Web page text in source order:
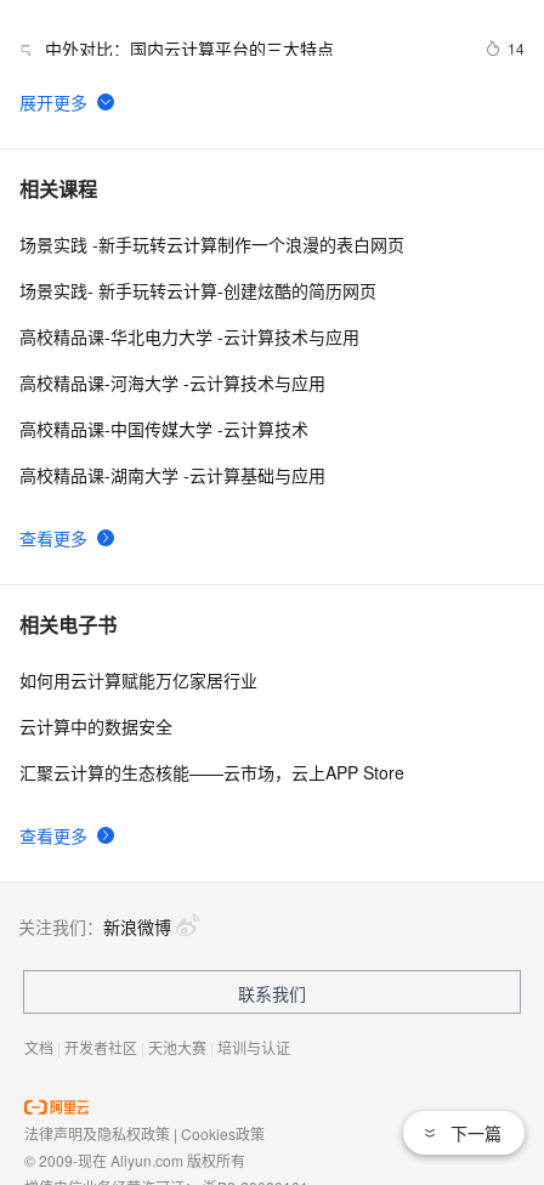
5 中外对比：国内云计算平台的三大特点 14
6
🚀 阿里云计算巢一键部署 OpenManus 社区版：释放 AI
7 云计算|OpenStack|社区版OpenStack安装部署文档（十
8 云计算人工智能服务（阿里）|学习笔记
10阿里云计算巢 x MemVerge | 大内存云上联合解决方案速
相关课程
查看更多
场景实践 -新手玩转云计算制作一个浪漫的表白网页
场景实践- 新手玩转云计算-创建炫酷的简历网页
高校精品课-华北电力大学 -云计算技术与应用
高校精品课-河海大学 -云计算技术与应用
高校精品课-中国传媒大学 -云计算技术
高校精品课-湖南大学 -云计算基础与应用
相关电子书
查看更多
如何用云计算赋能万亿家居行业
云计算中的数据安全
汇聚云计算的生态核能——云市场，云上APP Store
下一篇
关注我们： 新浪微博
联系我们
文档 | 开发者社区 | 天池大赛 | 培训与认证
法律声明及隐私权政策 | Cookies政策
© 2009-现在 Aliyun.com 版权所有